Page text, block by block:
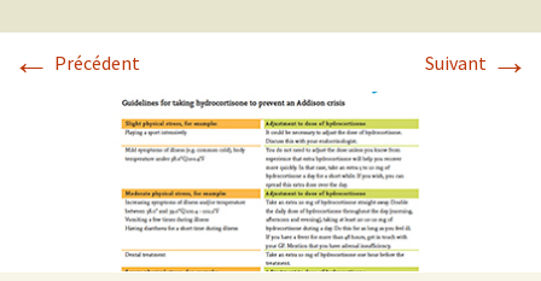
← Précédent Suivant →